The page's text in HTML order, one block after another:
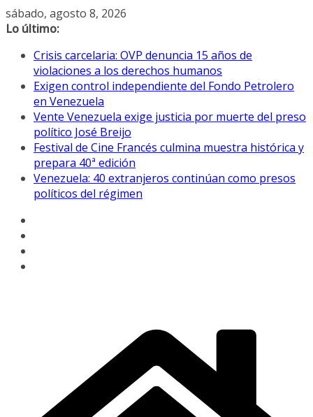
Saltar
al
sábado, agosto 8, 2026
Lo último:
Crisis carcelaria: OVP denuncia 15 años de
violaciones a los derechos humanos
Exigen control independiente del Fondo Petrolero
en Venezuela
Vente Venezuela exige justicia por muerte del preso
político José Breijo
Festival de Cine Francés culmina muestra histórica y
prepara 40ª edición
Venezuela: 40 extranjeros continúan como presos
políticos del régimen